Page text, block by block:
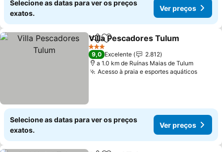
Selecione as datas para ver os preços
exatos.
Ver preços
PartilharAdicionar aos favoritos
Villa Pescadores Tulum
3 Estrelas
9,0 Excelente
2.812
a 1.0 km de Ruínas Maias de Tulum
Acesso à praia e esportes aquáticos
Selecione as datas para ver os preços
exatos.
Ver preços